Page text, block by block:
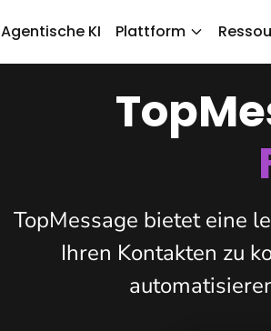
Agentische KI Plattform
TopMessage bietet eine
Ihren Kontakten zu